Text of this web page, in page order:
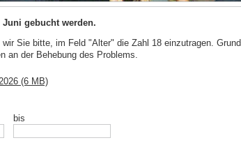
Juni gebucht werden.
Sie bitte, im Feld "Alter" die Zahl 18 einzutragen. Grund
an der Behebung des Problems.
(6 MB)
bis